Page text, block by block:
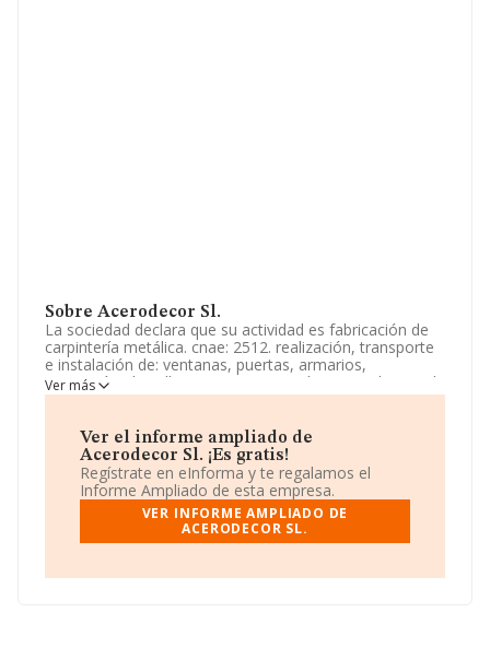
Sobre Acerodecor Sl.
La sociedad declara que su actividad es fabricación de
carpintería metálica. cnae: 2512. realización, transporte
e instalación de: ventanas, puertas, armarios,
estanterías, botelleros, rampas, escaleras y todo tipo de
muebles metálicos. puertas de garaje, automatizadas o
con cierres. La empresa está registrada como Sociedad
Limitada. Tiene CNAE: 2512 - 'Fabricación de carpintería
metálica'. La compañía no tiene actividad en mercados
exteriores.
Acerodecor S.L, con CIF B88287180, está
situada en Calle De Fermin Caballero núm. 3 Piso 7, Pta.
Ver más
Ver el informe ampliado de
Acerodecor Sl. ¡Es gratis!
Regístrate en eInforma y te regalamos el
Informe Ampliado de esta empresa.
VER INFORME AMPLIADO DE
ACERODECOR SL.